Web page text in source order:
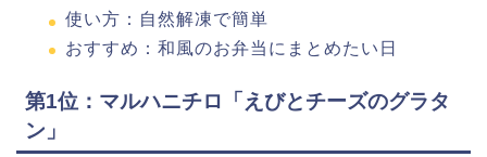
使い方：自然解凍で簡単
おすすめ：和風のお弁当にまとめたい日
第1位：マルハニチロ「えびとチーズのグラタ
ン」